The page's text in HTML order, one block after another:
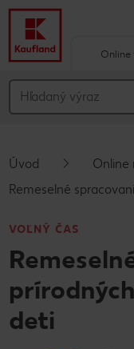
Hlavný obsah
Vyskakovací
Online
Úvod Online
Remeselné
VOĽNÝ ČAS
deti